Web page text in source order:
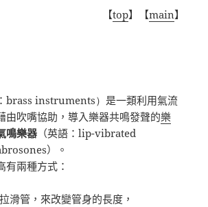
【top】【main】
brass instruments）是一類利用氣流
由吹嘴協助，導入樂器共鳴發聲的樂
鳴樂器 （英語：lip-vibrated
）。
有兩種方式：
滑管，來改變管身的長度，